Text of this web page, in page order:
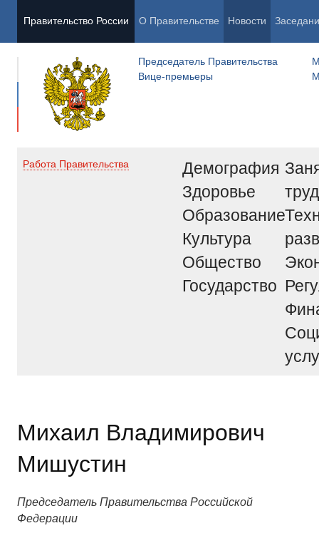
Правительство России О Правительстве Новости
Председатель Правительства
Вице-премьеры
Работа Правительства
Демография
Здоровье
Образование
Культура
Общество
Государство
труд
Михаил Владимирович
Мишустин
Председатель Правительства Российской
Федерации